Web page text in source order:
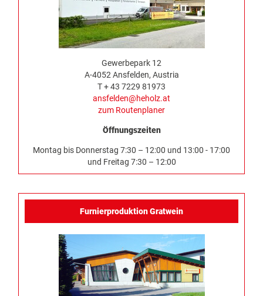
Gewerbepark 12
A-4052 Ansfelden, Austria
T + 43 7229 81973
ansfelden@heholz.at
zum Routenplaner
Öffnungszeiten
Montag bis Donnerstag 7:30 – 12:00 und 13:00 - 17:00
und Freitag 7:30 – 12:00
Furnierproduktion Gratwein